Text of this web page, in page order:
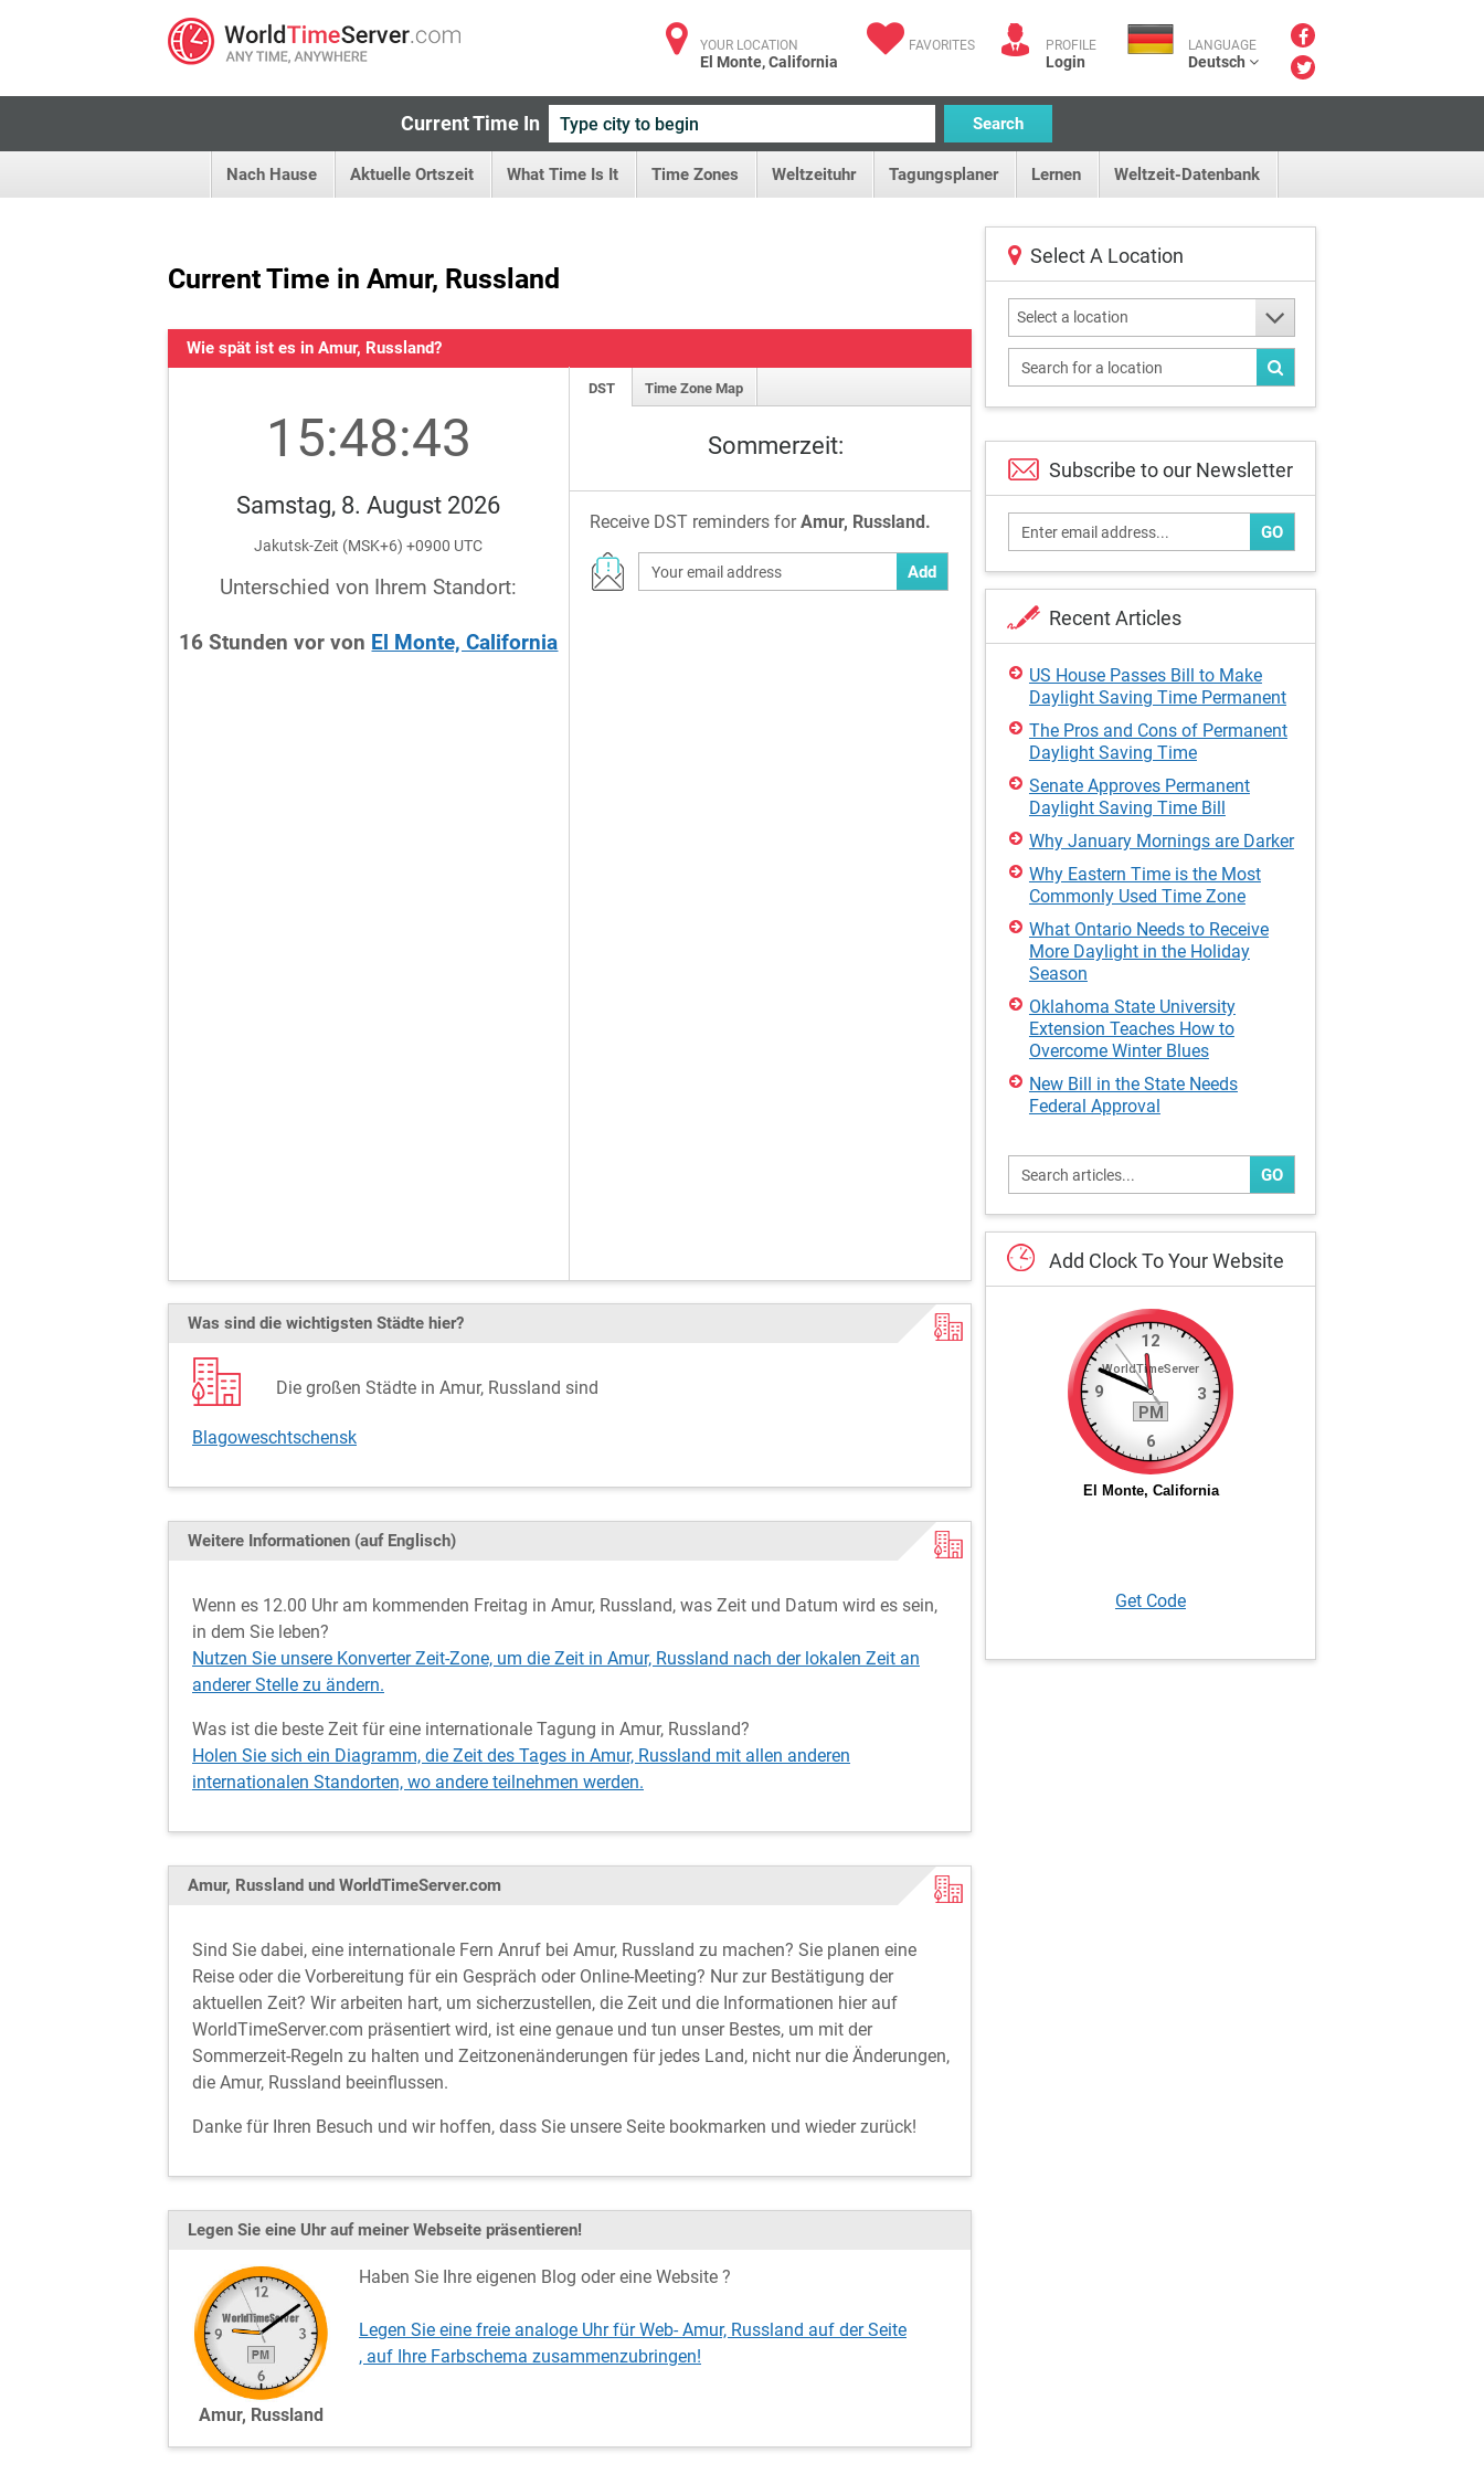
YOUR LOCATION
El Monte, California
FAVORITES PROFILE
Login
LANGUAGE
Deutsch
Current Time In Search
Nach Hause Aktuelle Ortszeit What Time Is It Time Zones Weltzeituhr Tagungsplaner Lernen Weltzeit-Datenbank
Current Time in Amur, Russland
Wie spät ist es in Amur, Russland?
15:48:44
Samstag, 8. August 2026
Jakutsk-Zeit (MSK+6) +0900 UTC
Unterschied von Ihrem Standort:
16 Stunden vor von El Monte, California
DST Time Zone Map
Sommerzeit:
Receive DST reminders forAmur, Russland.
Add
Was sind die wichtigsten Städte hier?
Die großen Städte in Amur, Russland sind
Blagoweschtschensk
Weitere Informationen (auf Englisch)
Wenn es 12.00 Uhr am kommenden Freitag in Amur, Russland, was Zeit und Datum wird es sein,
in dem Sie leben?
Nutzen Sie unsere Konverter Zeit-Zone, um die Zeit in Amur, Russland nach der lokalen Zeit an
anderer Stelle zu ändern.
Was ist die beste Zeit für eine internationale Tagung in Amur, Russland?
Holen Sie sich ein Diagramm, die Zeit des Tages in Amur, Russland mit allen anderen
internationalen Standorten, wo andere teilnehmen werden.
Amur, Russland und WorldTimeServer.com
Sind Sie dabei, eine internationale Fern Anruf bei Amur, Russland zu machen? Sie planen eine
Reise oder die Vorbereitung für ein Gespräch oder Online-Meeting? Nur zur Bestätigung der
aktuellen Zeit? Wir arbeiten hart, um sicherzustellen, die Zeit und die Informationen hier auf
WorldTimeServer.com präsentiert wird, ist eine genaue und tun unser Bestes, um mit der
Sommerzeit-Regeln zu halten und Zeitzonenänderungen für jedes Land, nicht nur die Änderungen,
die Amur, Russland beeinflussen.
Danke für Ihren Besuch und wir hoffen, dass Sie unsere Seite bookmarken und wieder zurück!
Legen Sie eine Uhr auf meiner Webseite präsentieren!
Amur, Russland
Haben Sie Ihre eigenen Blog oder eine Website ?
Legen Sie eine freie analoge Uhr für Web- Amur, Russland auf der Seite
, auf Ihre Farbschema zusammenzubringen!
Select A Location
Select a location
Subscribe to our Newsletter
GO
Recent Articles
US House Passes Bill to Make
Daylight Saving Time Permanent
The Pros and Cons of Permanent
Daylight Saving Time
Senate Approves Permanent
Daylight Saving Time Bill
Why January Mornings are Darker
Why Eastern Time is the Most
Commonly Used Time Zone
What Ontario Needs to Receive
More Daylight in the Holiday
Season
Oklahoma State University
Extension Teaches How to
Overcome Winter Blues
New Bill in the State Needs
Federal Approval
GO
Add ClockToYourWebsite
Get Code